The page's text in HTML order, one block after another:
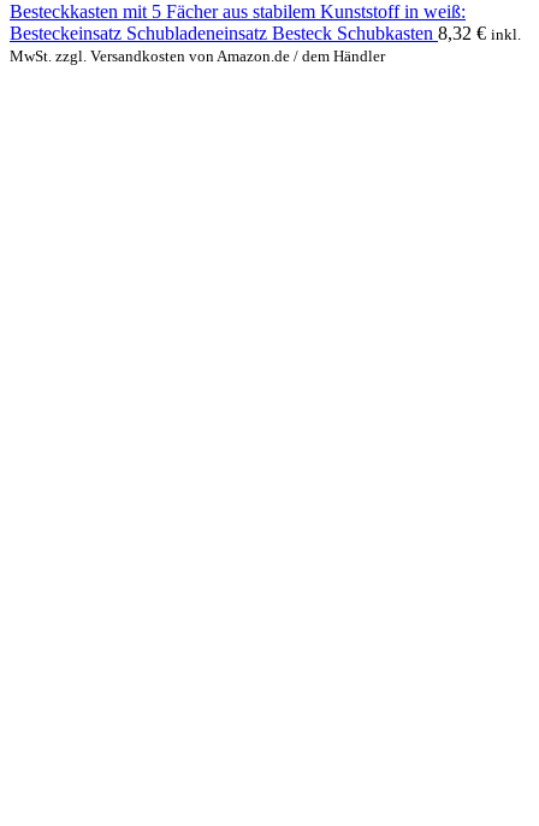
Besteckkasten mit 5 Fächer aus stabilem Kunststoff in weiß:
Besteckeinsatz Schubladeneinsatz Besteck Schubkasten 8,32 € inkl.
MwSt. zzgl. Versandkosten von Amazon.de / dem Händler